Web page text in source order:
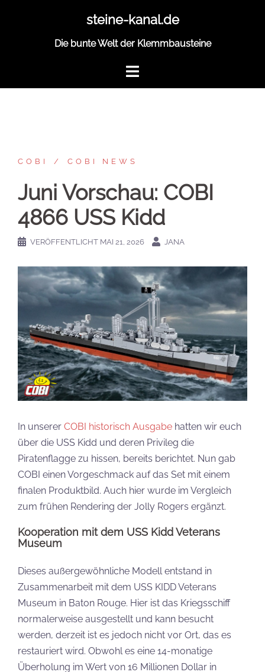
steine-kanal.de
Die bunte Welt der Klemmbausteine
COBI COBI NEWS
Juni Vorschau: COBI
4866 USS Kidd
VERÖFFENTLICHT MAI 21, 2026 JANA
In unserer COBI historisch Ausgabe hatten wir euch
über die USS Kidd und deren Privileg die
Piratenflagge zu hissen, bereits berichtet. Nun gab
COBI einen Vorgeschmack auf das Set mit einem
finalen Produktbild. Auch hier wurde im Vergleich
zum frühen Rendering der Jolly Rogers ergänzt.
Kooperation mit dem USS Kidd Veterans
Museum
Dieses außergewöhnliche Modell entstand in
Zusammenarbeit mit dem USS KIDD Veterans
Museum in Baton Rouge. Hier ist das Kriegsschiff
normalerweise ausgestellt und kann besucht
werden, derzeit ist es jedoch nicht vor Ort, das es
restauriert wird. Obwohl es eine 14-monatige
Überholung im Wert von 16 Millionen Dollar in